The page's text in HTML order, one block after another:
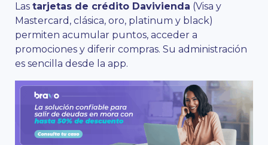
Las tarjetas de crédito Davivienda (Visa y
Mastercard, clásica, oro, platinum y black)
permiten acumular puntos, acceder a
promociones y diferir compras. Su administración
es sencilla desde la app.